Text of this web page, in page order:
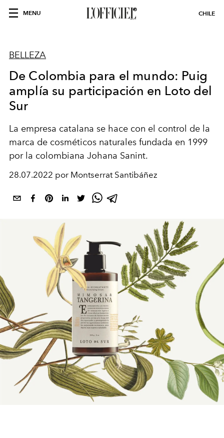
MENU CHILE
BELLEZA
De Colombia para el mundo: Puig
amplía su participación en Loto del
Sur
La empresa catalana se hace con el control de la
marca de cosméticos naturales fundada en 1999
por la colombiana Johana Sanint.
28.07.2022 por Montserrat Santibáñez